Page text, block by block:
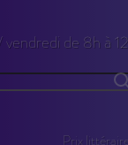
vendredi de 8h à
Prix